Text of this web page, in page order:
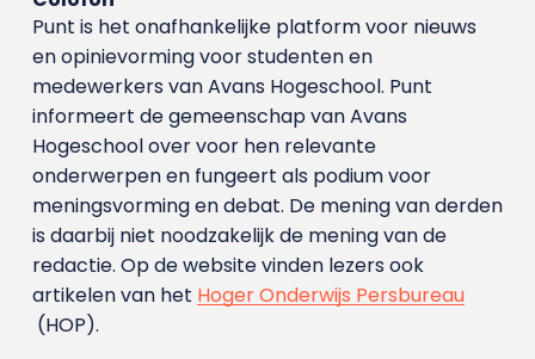
Punt is het onafhankelijke platform voor nieuws
en opinievorming voor studenten en
medewerkers van Avans Hoge­school. Punt
informeert de gemeenschap van Avans
Hogeschool over voor hen relevante
onderwerpen en fungeert als podium voor
meningsvorming en debat. De mening van derden
is daarbij niet noodzakelijk de mening van de
redactie. Op de website vinden lezers ook
artikelen van het Hoger Onderwijs Persbureau
(HOP).